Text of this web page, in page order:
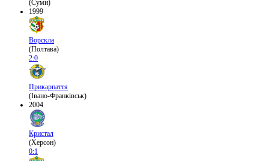
(Суми)
1999
Ворскла
(Полтава)
2:0
Прикарпаття
(Івано-Франківськ)
2004
Кристал
(Херсон)
0:1